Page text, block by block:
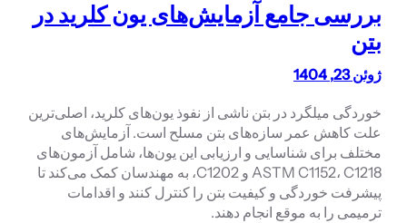
بررسی جامع آزمایش‌های یون کلرید در
بتن
ژوئن 23, 1404
خوردگی میلگرد در بتن ناشی از نفوذ یون‌های کلرید، اصلی‌ترین
علت کاهش عمر سازه‌های بتن مسلح است. آزمایش‌های
مختلف برای شناسایی و ارزیابی این یون‌ها، شامل آزمون‌های
ASTM C1152، C1218 و C1202، به مهندسان کمک می‌کند تا
پیشرفت خوردگی و کیفیت بتن را کنترل کنند و اقدامات
ترمیمی را به موقع انجام دهند.